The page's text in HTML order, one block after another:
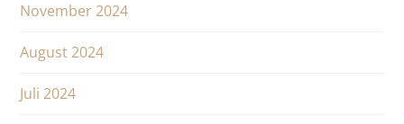
November 2024
August 2024
Juli 2024